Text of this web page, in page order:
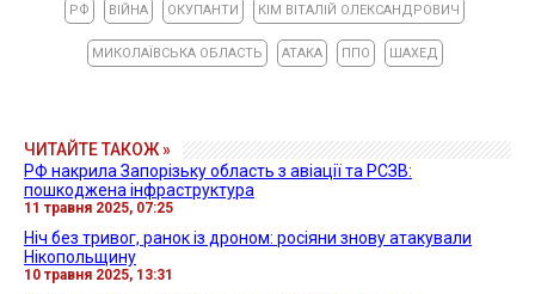
РФ ВІЙНА ОКУПАНТИ КІМ ВІТАЛІЙ ОЛЕКСАНДРОВИЧ
МИКОЛАЇВСЬКА ОБЛАСТЬ АТАКА ППО ШАХЕД
ЧИТАЙТЕ ТАКОЖ »
РФ накрила Запорізьку область з авіації та РСЗВ:
пошкоджена інфраструктура
11 травня 2025, 07:25
Ніч без тривог, ранок із дроном: росіяни знову атакували
Нікопольщину
10 травня 2025, 13:31